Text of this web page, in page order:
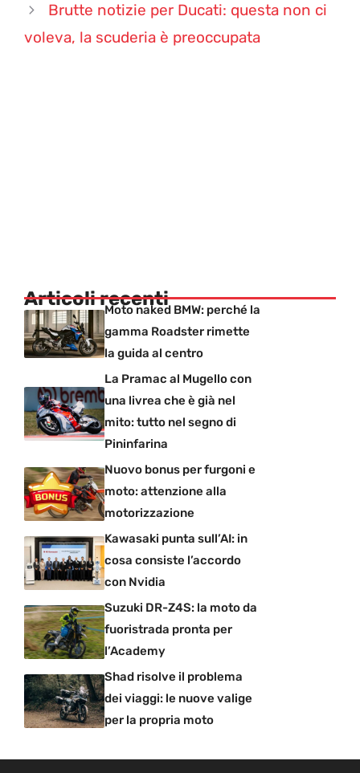
Brutte notizie per Ducati: questa non ci
voleva, la scuderia è preoccupata
Articoli recentiMoto naked BMW: perché la
gamma Roadster rimette
la guida al centro
La Pramac al Mugello con
una livrea che è già nel
mito: tutto nel segno di
Pininfarina
Nuovo bonus per furgoni e
moto: attenzione alla
motorizzazione
Kawasaki punta sull’AI: in
cosa consiste l’accordo
con Nvidia
Suzuki DR-Z4S: la moto da
fuoristrada pronta per
l’Academy
Shad risolve il problema
dei viaggi: le nuove valige
per la propria moto